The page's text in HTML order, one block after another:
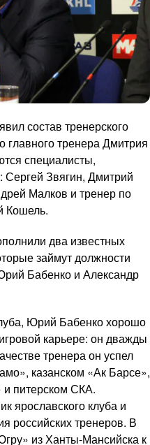
состав тренерского
главного тренера Дмитрия
специалисты,
Звягин, Дмитрий
Малков и тренер по
Кошель.
два известных
займут должности
Бабенко и Александр
Юрий Бабенко хорошо
карьере: он дважды
тренера он успел
казанском «Ак Барсе»,
питерском СКА.
ярославского клуба и
российских тренеров. В
из Ханты-Мансийска к